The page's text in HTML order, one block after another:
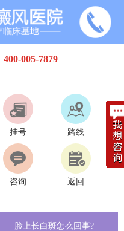
400-005-7879
挂号 路线
咨询 返回
脸上长白斑怎么回事?